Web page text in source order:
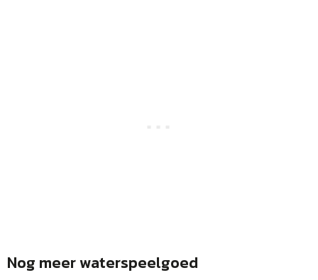
Nog meer waterspeelgoed